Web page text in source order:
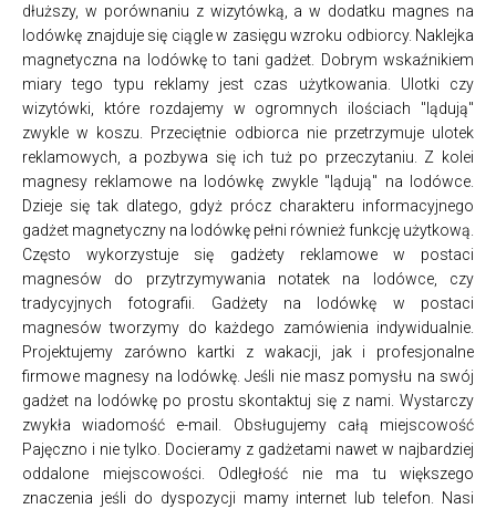
dłuższy, w porównaniu z wizytówką, a w dodatku magnes na
lodówkę znajduje się ciągle w zasięgu wzroku odbiorcy. Naklejka
magnetyczna na lodówkę to tani gadżet. Dobrym wskaźnikiem
miary tego typu reklamy jest czas użytkowania. Ulotki czy
wizytówki, które rozdajemy w ogromnych ilościach "lądują"
zwykle w koszu. Przeciętnie odbiorca nie przetrzymuje ulotek
reklamowych, a pozbywa się ich tuż po przeczytaniu. Z kolei
magnesy reklamowe na lodówkę zwykle "lądują" na lodówce.
Dzieje się tak dlatego, gdyż prócz charakteru informacyjnego
gadżet magnetyczny na lodówkę pełni również funkcję użytkową.
Często wykorzystuje się gadżety reklamowe w postaci
magnesów do przytrzymywania notatek na lodówce, czy
tradycyjnych fotografii. Gadżety na lodówkę w postaci
magnesów tworzymy do każdego zamówienia indywidualnie.
Projektujemy zarówno kartki z wakacji, jak i profesjonalne
firmowe magnesy na lodówkę. Jeśli nie masz pomysłu na swój
gadżet na lodówkę po prostu skontaktuj się z nami. Wystarczy
zwykła wiadomość e-mail. Obsługujemy całą miejscowość
Pajęczno i nie tylko. Docieramy z gadżetami nawet w najbardziej
oddalone miejscowości. Odległość nie ma tu większego
znaczenia jeśli do dyspozycji mamy internet lub telefon. Nasi